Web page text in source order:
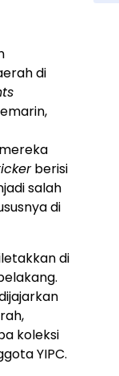
di
berisi
salah
di
di
koleksi
YIPC.